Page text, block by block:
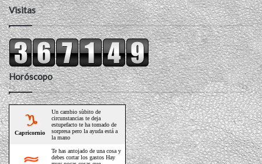
Visitas
Horóscopo